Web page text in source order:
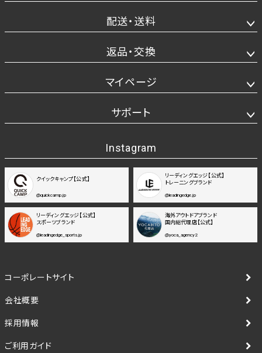
配送・送料
返品・交換
マイページ
サポート
Instagram
クイックキャンプ【公式】
@quickcamp.jp
リーディングエッジ【公式】
トレーニングブランド
@leadingedge.jp
リーディングエッジ【公式】
スポーツブランド
@leadingedge_sports.jp
海外アウトドアブランド
国内総代理店【公式】
@yoca_agency2
コーポレートサイト
会社概要
採用情報
ご利用ガイド